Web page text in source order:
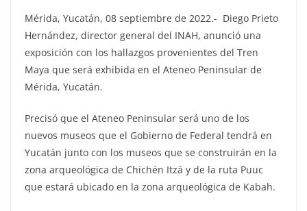
Mérida, Yucatán, 08 septiembre de 2022.- Diego Prieto
Hernández, director general del INAH, anunció una
exposición con los hallazgos provenientes del Tren
Maya que será exhibida en el Ateneo Peninsular de
Mérida, Yucatán.
Precisó que el Ateneo Peninsular será uno de los
nuevos museos que el Gobierno de Federal tendrá en
Yucatán junto con los museos que se construirán en la
zona arqueológica de Chichén Itzá y de la ruta Puuc
que estará ubicado en la zona arqueológica de Kabah.